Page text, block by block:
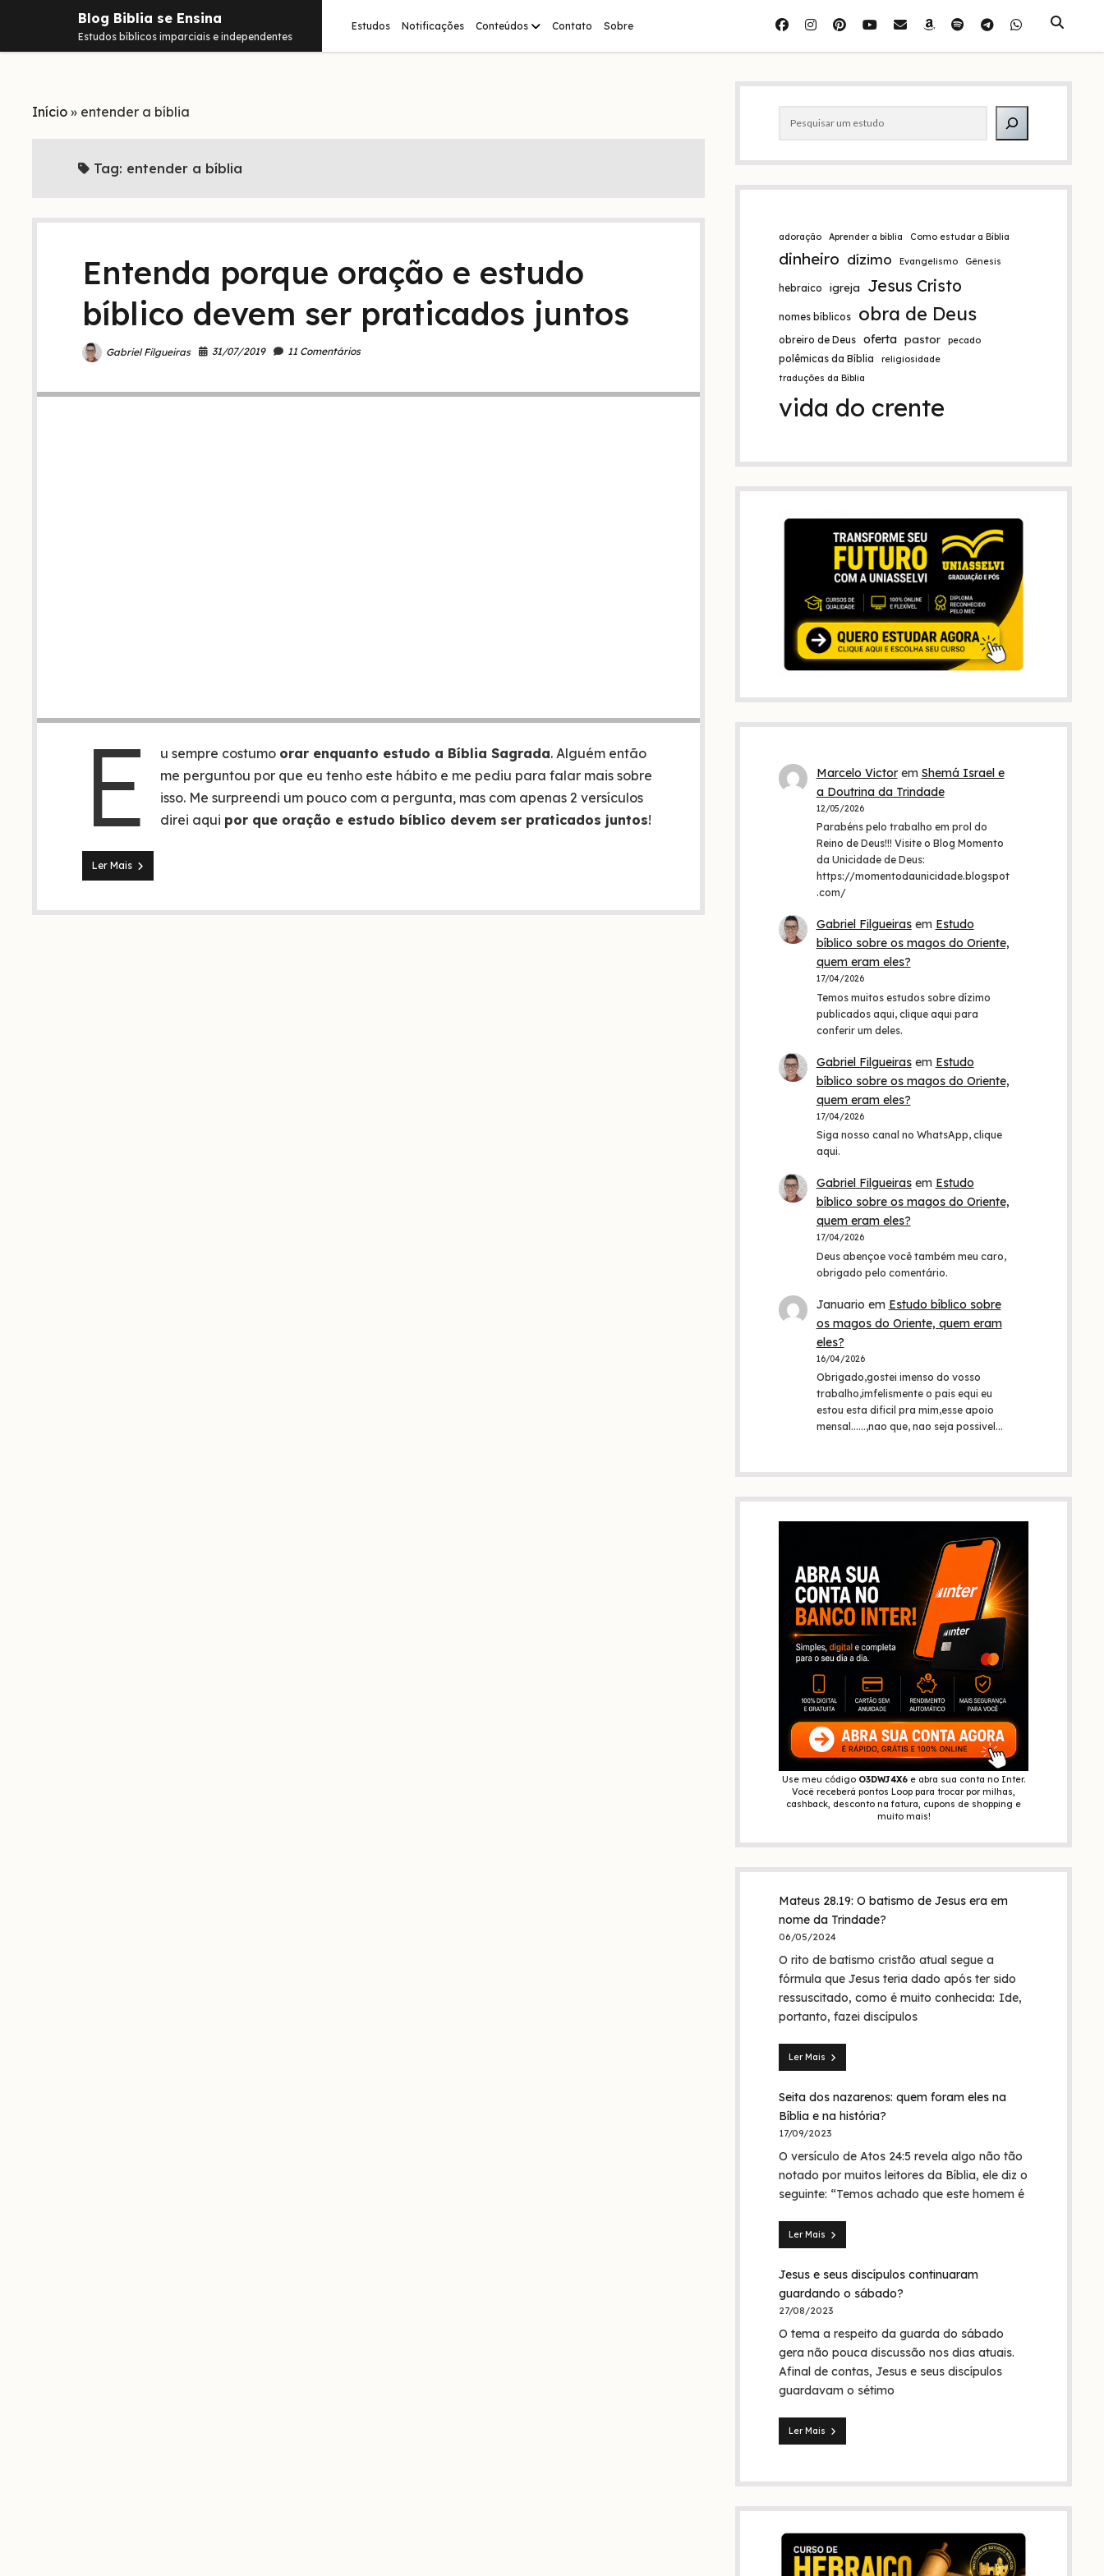
Blog Biblia se Ensina
Estudos bíblicos imparciais e independentes
Estudos Notificações Conteúdos abrirContato Sobre facebookinstagram
pinterestyoutube
e-
amazon
spotifytelegram
whatsapp
Início » entender a bíblia
Tag: entender a bíblia
Entenda porque oração e estudo
bíblico devem ser praticados juntos
Gabriel Filgueiras 31/07/2019 11 Comentários
E u sempre costumo orar enquanto estudo a Bíblia Sagrada. Alguém então
me perguntou por que eu tenho este hábito e me pediu para falar mais sobre
isso. Me surpreendi um pouco com a pergunta, mas com apenas 2 versículos
direi aqui por que oração e estudo bíblico devem ser praticados juntos!
Ler MaisEntenda
porque
e
Barra
lateral
adoração Aprender a bíblia Como estudar a Bíblia
dinheiro dízimo Evangelismo Gênesis
hebraico igreja Jesus Cristo
nomes bíblicos obra de Deus
obreiro de Deus oferta pastor pecado
polêmicas da Bíblia
religiosidade
traduções da Bíblia
vida do crente
Marcelo Victorem Shemá Israel e
a Doutrina da Trindade
12/05/2026
Parabéns pelo trabalho em prol do
Reino de Deus!!! Visite o Blog Momento
da Unicidade de Deus:
https://momentodaunicidade.blogspot
.com/
Gabriel Filgueirasem Estudo
bíblico sobre os magos do Oriente,
quem eram eles?
17/04/2026
Temos muitos estudos sobre dízimo
publicados aqui, clique aqui para
conferir um deles.
Gabriel Filgueirasem Estudo
bíblico sobre os magos do Oriente,
quem eram eles?
17/04/2026
Siga nosso canal no WhatsApp, clique
aqui.
Gabriel Filgueirasem Estudo
bíblico sobre os magos do Oriente,
quem eram eles?
17/04/2026
Deus abençoe você também meu caro,
obrigado pelo comentário.
Januario em Estudo bíblico sobre
os magos do Oriente, quem eram
eles?
16/04/2026
Obrigado,gostei imenso do vosso
trabalho,imfelismente o pais equi eu
estou esta dificil pra mim,esse apoio
mensal......,nao que, nao seja possivel…
Use meu código O3DWJ4X6 e abra sua conta no Inter.
Você receberá pontos Loop para trocar por milhas,
cashback, desconto na fatura, cupons de shopping e
muito mais!
Mateus 28.19: O batismo de Jesus era em
nome da Trindade?
06/05/2024
O rito de batismo cristão atual segue a
fórmula que Jesus teria dado após ter sido
ressuscitado, como é muito conhecida: Ide,
portanto, fazei discípulos
Ler Mais
Mateus
O
batismo
de
era
em
nome
da
Seita dos nazarenos: quem foram eles na
Bíblia e na história?
17/09/2023
O versículo de Atos 24:5 revela algo não tão
notado por muitos leitores da Bíblia, ele diz o
seguinte: “Temos achado que este homem é
Ler Mais
Seita
nazarenos:
quem
foram
na
Bíblia
e
história?
Jesus e seus discípulos continuaram
guardando o sábado?
27/08/2023
O tema a respeito da guarda do sábado
gera não pouca discussão nos dias atuais.
Afinal de contas, Jesus e seus discípulos
guardavam o sétimo
Ler Mais
Jesus
o
sábado?